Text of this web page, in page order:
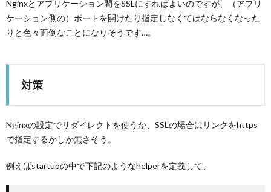
Nginxとアプリケーション間をSSLにすればよいのですが、（アプリ
ケーション側の）ポートを開けたり指定しなくてはならなくなった
りと色々面倒なことになりそうです…。
対策
Nginxの設定でリダイレクトを使うか、SSLの場合はリンクをhttps
で指定するかしか無さそう。
例えばstartupの中で下記のようなhelperを定義して、